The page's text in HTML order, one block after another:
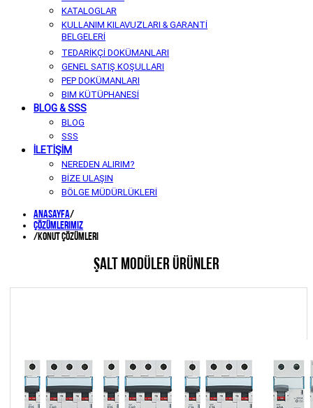
KATALOGLAR
KULLANIM KILAVUZLARI & GARANTİ
BELGELERİ
TEDARİKÇİ DOKÜMANLARI
GENEL SATIŞ KOŞULLARI
PEP DOKÜMANLARI
BIM KÜTÜPHANESİ
BLOG & SSS
BLOG
SSS
İLETİŞİM
NEREDEN ALIRIM?
BİZE ULAŞIN
BÖLGE MÜDÜRLÜKLERİ
Anasayfa/
Çözümlerimiz
/Konut Çözümleri
ŞALT MODÜLER ÜRÜNLER